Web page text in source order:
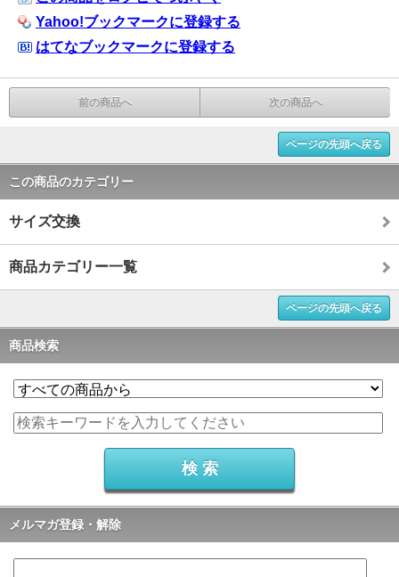
Yahoo!ブックマークに登録する
はてなブックマークに登録する
前の商品へ 次の商品へ
ページの先頭へ戻る
この商品のカテゴリー
サイズ交換
商品カテゴリー一覧
ページの先頭へ戻る
商品検索
メルマガ登録・解除